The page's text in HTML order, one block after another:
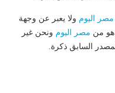
مصر اليوم ولا يعبر عن وجهة
هو من مصر اليوم ونحن غير
السابق ذكرة.